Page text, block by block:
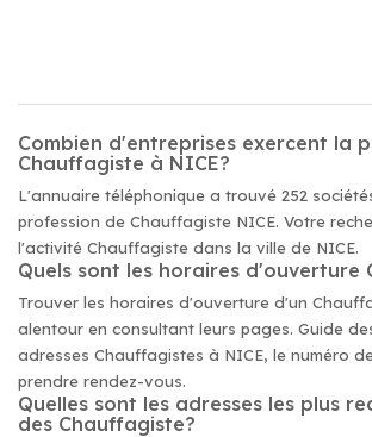
Combien d'entreprises exercent la
Chauffagiste à NICE?
L'annuaire téléphonique a trouvé 252
profession de Chauffagiste NICE. Votre
l'activité Chauffagiste dans la ville de NICE.
Quels sont les horaires d'ouverture
Trouver les horaires d'ouverture d'un
alentour en consultant leurs pages. Guide
adresses Chauffagistes à NICE, le numéro
prendre rendez-vous.
Quelles sont les adresses les plus
des Chauffagiste?